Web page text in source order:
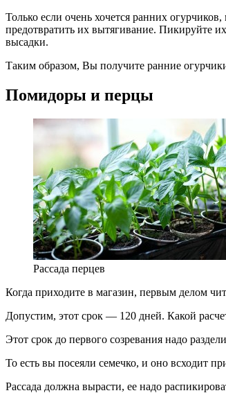
Только если очень хочется ранних
предотвратить их вытягивание. Пикируйте
высадки.
Таким образом, Вы получите ранние
Помидоры и перцы
Рассада перцев
Когда приходите в магазин, первым делом
Допустим, этот срок — 120 дней. Какой
Этот срок до первого созревания надо
То есть вы посеяли семечко, и оно всходит
Рассада должна вырасти, ее надо